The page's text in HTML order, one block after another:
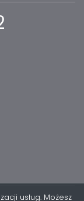
usług. Możesz